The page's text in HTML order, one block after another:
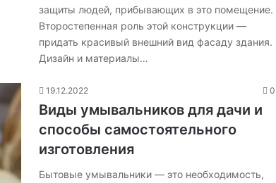
защиты людей, прибывающих в это помещение.
Второстепенная роль этой конструкции —
придать красивый внешний вид фасаду здания.
Дизайн и материалы…
19.12.2022 0
Виды умывальников для дачи и
способы самостоятельного
изготовления
Бытовые умывальники — это необходимость,